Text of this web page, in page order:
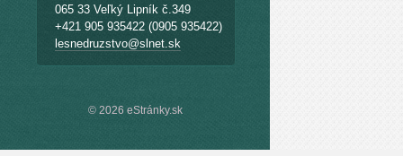
065 33 Veľký Lipník č.349
+421 905 935422 (0905 935422)
lesnedruzstvo@slnet.sk
© 2026 eStránky.sk